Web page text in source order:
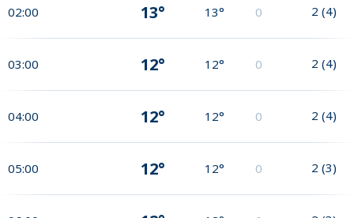
02:00 13° 13° 0 2 (4)
03:00 12° 12° 0 2 (4)
04:00 12° 12° 0 2 (4)
05:00 12° 12° 0 2 (3)